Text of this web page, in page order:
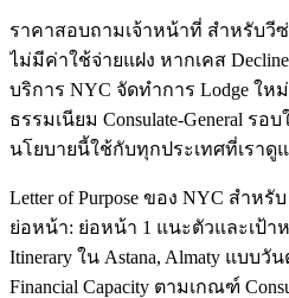
ราคาสอบถามเจ้าหน้าที่ สำหรับวี
ไม่มีค่าใช้จ่ายแฝง หากเคส
บริการ NYC จัดทำการ Lodge ให
ธรรมเนียม Consulate-General ร
นโยบายนี้ใช้กับทุกประเทศที่เราดู
Letter of Purpose ของ NYC สำห
ย่อหน้า: ย่อหน้า 1 แนะตัวและเป้า
Itinerary ใน Astana, Almaty แบบ
Financial Capacity ตามเกณฑ์